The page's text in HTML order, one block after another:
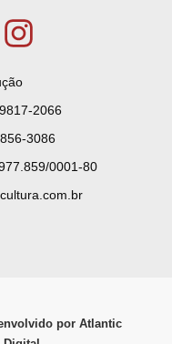
2066
3086
0001-80
por Atlantic